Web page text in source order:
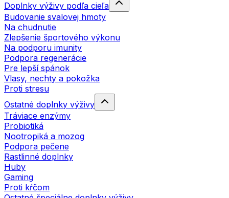
Doplnky výživy podľa cieľa
Budovanie svalovej hmoty
Na chudnutie
Zlepšenie športového výkonu
Na podporu imunity
Podpora regenerácie
Pre lepší spánok
Vlasy, nechty a pokožka
Proti stresu
Ostatné doplnky výživy
Tráviace enzýmy
Probiotiká
Nootropiká a mozog
Podpora pečene
Rastlinné doplnky
Huby
Gaming
Proti kŕčom